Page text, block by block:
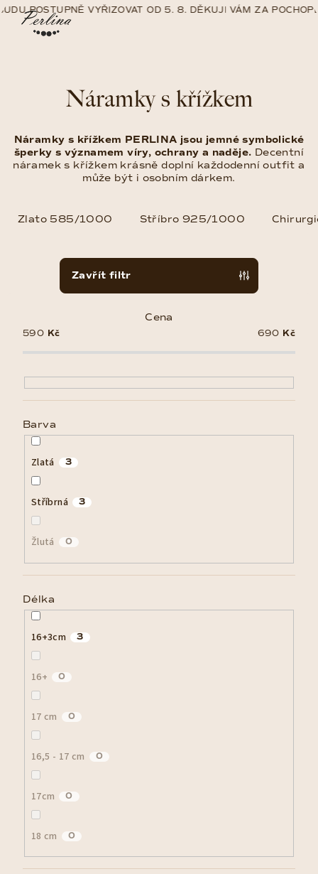
PřejítPOSTUPNĚ VYŘIZOVAT OD 5. 8. DĚKUJI VÁM ZA
Náramky s křížkem
Náramky s křížkem PERLINA jsou jemné symbolické
šperky s významem víry, ochrany a naděje. Decentní
náramek s křížkem krásně doplní každodenní outfit a
může být i osobním dárkem.
Zlato 585/1000 Stříbro 925/1000
Zavřít filtr
Cena
590 Kč 690 Kč
Barva
Zlatá 3
Stříbrná 3
Žlutá 0
Délka
16+3cm 3
16+ 0
17 cm 0
16,5 - 17 cm 0
17cm 0
18 cm 0